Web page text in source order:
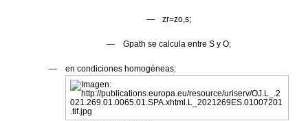
— zr=zo,s;
— Gpath se calcula entre Sy O;
— en condiciones homogéneas: